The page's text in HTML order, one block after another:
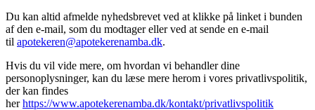
Du kan altid afmelde nyhedsbrevet ved at klikke på linket i bunden
af den e-mail, som du modtager eller ved at sende en e-mail
til apotekeren@apotekerenamba.dk.
Hvis du vil vide mere, om hvordan vi behandler dine
personoplysninger, kan du læse mere herom i vores privatlivspolitik,
der kan findes
herhttps://www.apotekerenamba.dk/kontakt/privatlivspolitik